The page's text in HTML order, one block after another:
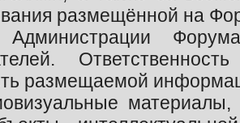
размещённой на
Администрации
размещаемой